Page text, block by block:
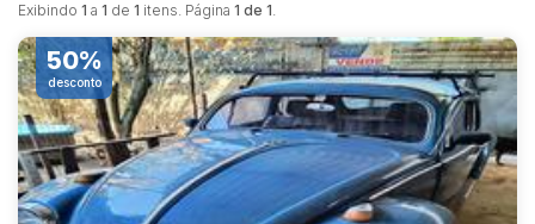
Exibindo 1 a 1 de 1 itens. Página 1 de 1.
50%
desconto